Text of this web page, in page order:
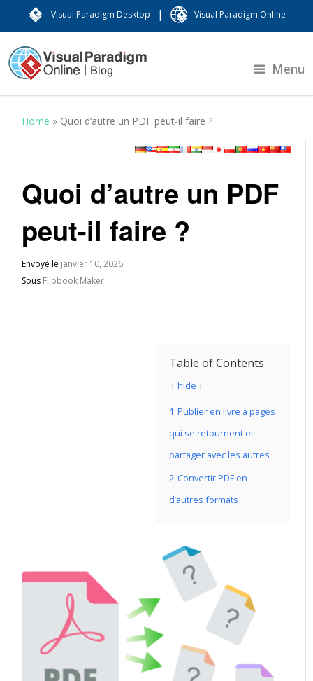
Visual Paradigm Desktop | Visual Paradigm Online
Menu
Home » Quoi d’autre un PDF peut-il faire ?
Quoi d’autre un PDF
peut-il faire ?
Envoyé le janvier 10, 2026
Sous Flipbook Maker
Table of Contents
hide
1 Publier en livre à pages
qui se retournent et
partager avec les autres
2 Convertir PDF en
d’autres formats